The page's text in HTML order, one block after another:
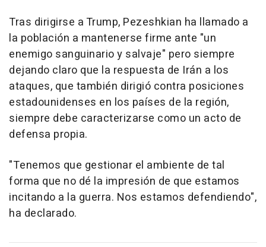
Tras dirigirse a Trump, Pezeshkian ha llamado a
la población a mantenerse firme ante "un
enemigo sanguinario y salvaje" pero siempre
dejando claro que la respuesta de Irán a los
ataques, que también dirigió contra posiciones
estadounidenses en los países de la región,
siempre debe caracterizarse como un acto de
defensa propia.
"Tenemos que gestionar el ambiente de tal
forma que no dé la impresión de que estamos
incitando a la guerra. Nos estamos defendiendo",
ha declarado.